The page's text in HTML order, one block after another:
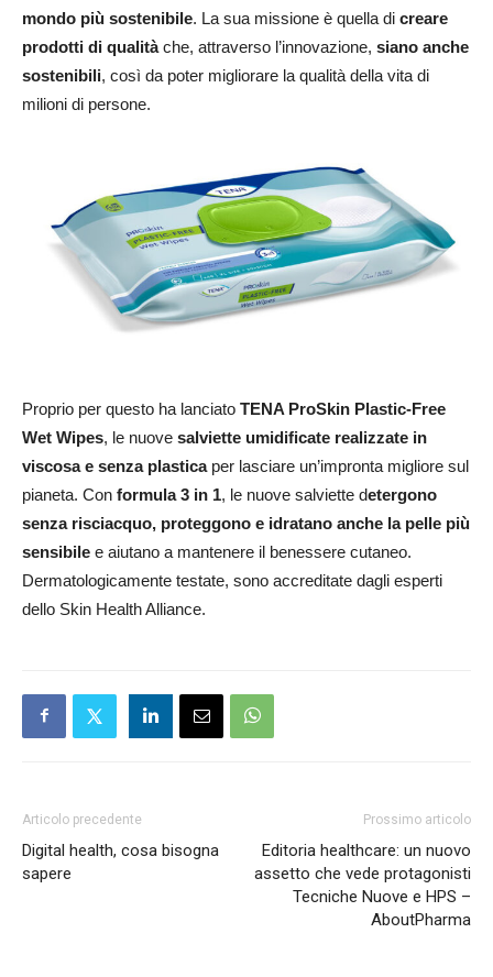
mondo più sostenibile. La sua missione è quella di creare
prodotti di qualitàche, attraverso l’innovazione, siano anche
sostenibili, così da poter migliorare la qualità della vita di
milioni di persone.
Proprio per questo ha lanciato TENA ProSkin Plastic-Free
Wet Wipes, le nuove salviette umidificate realizzate in
viscosa e senza plasticaper lasciare un’impronta migliore sul
pianeta. Con formula 3 in 1, le nuove salviette detergono
senza risciacquo, proteggono e idratano anche la pelle più
sensibile e aiutano a mantenere il benessere cutaneo.
Dermatologicamente testate, sono accreditate dagli esperti
dello Skin Health Alliance.
Articolo precedente
Digital health, cosa bisogna
sapere
Prossimo articolo
Editoria healthcare: un nuovo
assetto che vede protagonisti
Tecniche Nuove e HPS –
AboutPharma